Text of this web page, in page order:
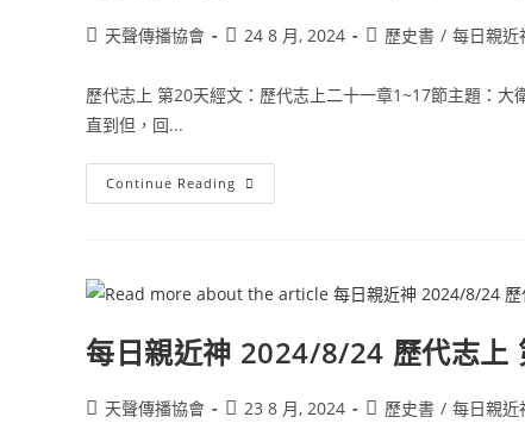
天聲傳播協會 24 8 月, 2024 歷史書 / 每日親近
歷代志上 第20天經文：歷代志上二十一章1~17節主題：
直到但，回...
Continue Reading
每日親近神 2024/8/24 歷代志上
天聲傳播協會 23 8 月, 2024 歷史書 / 每日親近